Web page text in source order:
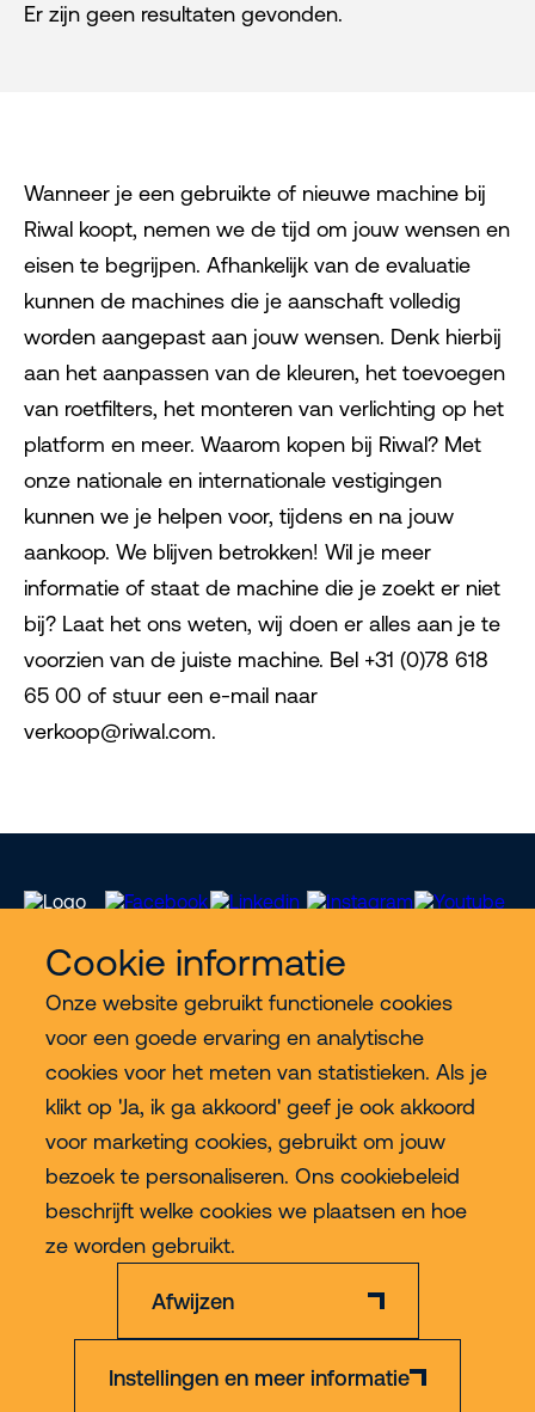
Cookie informatie
Onze website gebruikt functionele cookies
voor een goede ervaring en analytische
cookies voor het meten van statistieken. Als je
klikt op 'Ja, ik ga akkoord' geef je ook akkoord
voor marketing cookies, gebruikt om jouw
bezoek te personaliseren. Ons cookiebeleid
beschrijft welke cookies we plaatsen en hoe
ze worden gebruikt.
Afwijzen
Instellingen en meer informatie
Er zijn geen resultaten gevonden.
Wanneer je een gebruikte of nieuwe machine bij
Riwal koopt, nemen we de tijd om jouw wensen en
eisen te begrijpen. Afhankelijk van de evaluatie
kunnen de machines die je aanschaft volledig
worden aangepast aan jouw wensen. Denk hierbij
aan het aanpassen van de kleuren, het toevoegen
van roetfilters, het monteren van verlichting op het
platform en meer. Waarom kopen bij Riwal? Met
onze nationale en internationale vestigingen
kunnen we je helpen voor, tijdens en na jouw
aankoop. We blijven betrokken! Wil je meer
informatie of staat de machine die je zoekt er niet
bij? Laat het ons weten, wij doen er alles aan je te
voorzien van de juiste machine. Bel +31 (0)78 618
65 00 of stuur een e-mail naar
verkoop@riwal.com.
Meer Riwal
Industries
Contact
Meer